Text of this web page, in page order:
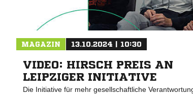
MAGAZIN 13.10.2024 | 10:30
VIDEO: HIRSCH PREIS AN
LEIPZIGER INITIATIVE
Die Initiative für mehr gesellschaftliche